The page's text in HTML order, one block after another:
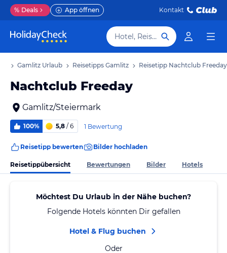
% Deals App öffnen Kontakt
Hotel, Reiseziel
Gamlitz Urlaub Reisetipps Gamlitz Reisetipp Nachtclub Freeday
Nachtclub Freeday
Gamlitz/Steiermark
100% 5,8 / 6 1 Bewertung
Reisetipp bewerten Bilder hochladen
Reisetippübersicht Bewertungen Bilder Hotels
Möchtest Du Urlaub in der Nähe buchen?
Folgende Hotels könnten Dir gefallen
Hotel & Flug buchen
Oder